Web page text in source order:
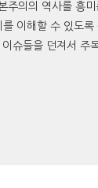
주의의 역사를 흥
를 이해할 수 있도
슈들을 던져서 주